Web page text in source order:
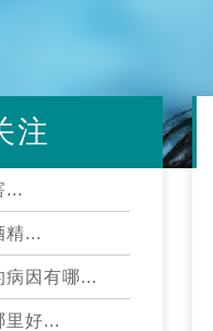
注
...
精...
病因有哪...
里好...